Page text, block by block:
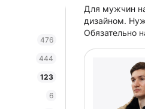
Для мужчин
дизайном.
Обязательно
476
444
123
6